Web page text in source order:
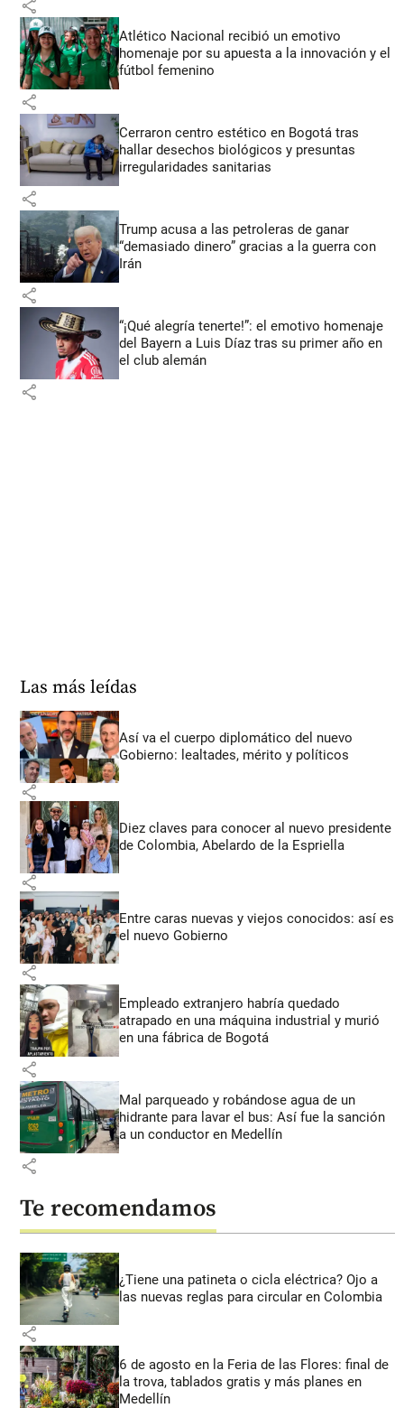
share
Atlético Nacional recibió un emotivo
homenaje por su apuesta a la innovación y el
fútbol femenino
share
Cerraron centro estético en Bogotá tras
hallar desechos biológicos y presuntas
irregularidades sanitarias
share
Trump acusa a las petroleras de ganar
“demasiado dinero” gracias a la guerra con
Irán
share
“¡Qué alegría tenerte!”: el emotivo homenaje
del Bayern a Luis Díaz tras su primer año en
el club alemán
share
Las más leídas
Así va el cuerpo diplomático del nuevo
Gobierno: lealtades, mérito y políticos
share
Diez claves para conocer al nuevo presidente
de Colombia, Abelardo de la Espriella
share
Entre caras nuevas y viejos conocidos: así es
el nuevo Gobierno
share
Empleado extranjero habría quedado
atrapado en una máquina industrial y murió
en una fábrica de Bogotá
share
Mal parqueado y robándose agua de un
hidrante para lavar el bus: Así fue la sanción
a un conductor en Medellín
share
Te recomendamos
¿Tiene una patineta o cicla eléctrica? Ojo a
las nuevas reglas para circular en Colombia
share
6 de agosto en la Feria de las Flores: final de
la trova, tablados gratis y más planes en
Medellín